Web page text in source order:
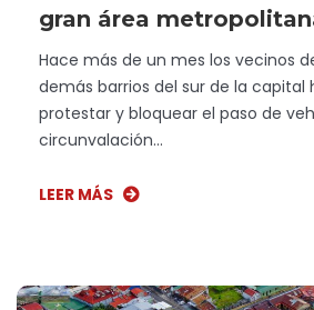
gran área
Hace más de un mes los vecinos
demás barrios del sur de la capital
protestar y bloquear el paso de
circunvalación...
LEER MÁS